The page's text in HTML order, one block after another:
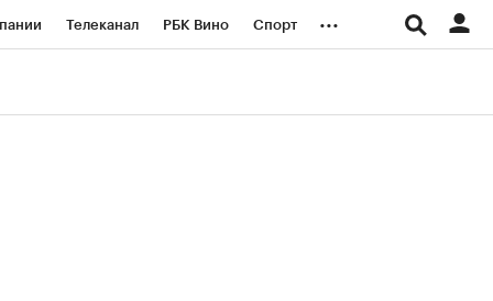
Телеканал РБК Вино Спорт ...